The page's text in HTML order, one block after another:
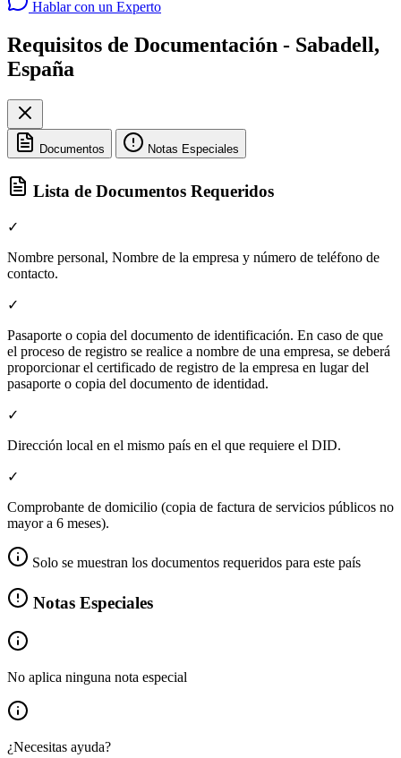
Hablar con un Experto
Requisitos de Documentación - Sabadell,
España
Documentos Notas Especiales
Lista de Documentos Requeridos
✓
Nombre personal, Nombre de la empresa y número de teléfono de
contacto.
✓
Pasaporte o copia del documento de identificación. En caso de que
el proceso de registro se realice a nombre de una empresa, se deberá
proporcionar el certificado de registro de la empresa en lugar del
pasaporte o copia del documento de identidad.
✓
Dirección local en el mismo país en el que requiere el DID.
✓
Comprobante de domicilio (copia de factura de servicios públicos no
mayor a 6 meses).
Solo se muestran los documentos requeridos para este país
Notas Especiales
No aplica ninguna nota especial
¿Necesitas ayuda?